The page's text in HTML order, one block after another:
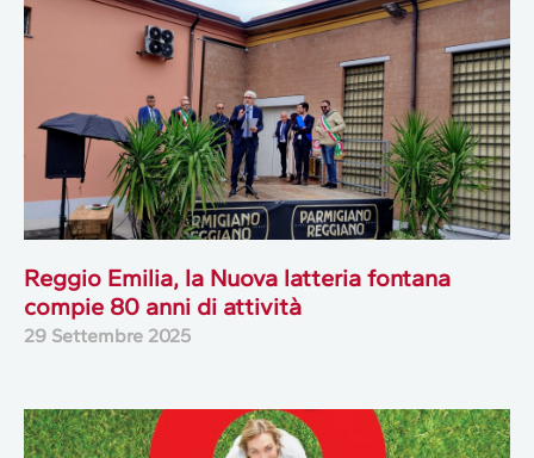
Reggio Emilia, la Nuova latteria fontana
compie 80 anni di attività
29 Settembre 2025